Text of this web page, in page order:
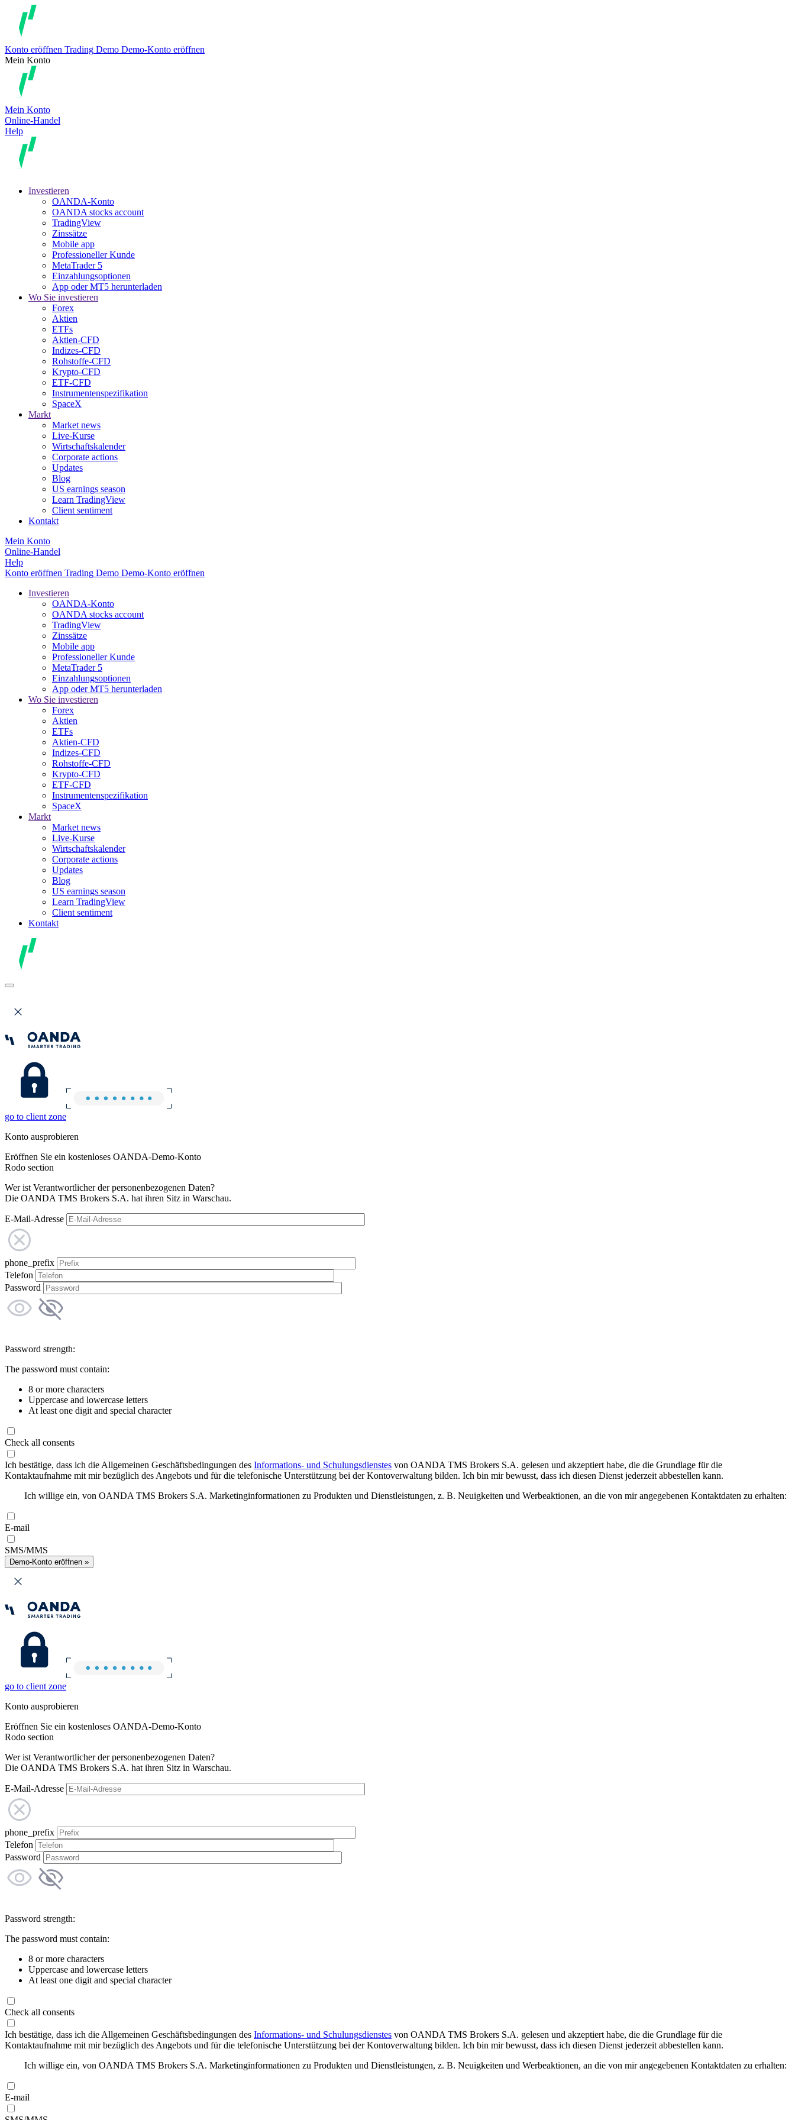
Konto eröffnen Trading Demo Demo-Konto eröffnen
Mein Konto
Mein Konto
Online-Handel
Help
Investieren
OANDA-Konto
OANDA stocks account
TradingView
Zinssätze
Mobile app
Professioneller Kunde
MetaTrader 5
Einzahlungsoptionen
App oder MT5 herunterladen
Wo Sie investieren
Forex
Aktien
ETFs
Aktien-CFD
Indizes-CFD
Rohstoffe-CFD
Krypto-CFD
ETF-CFD
Instrumentenspezifikation
SpaceX
Markt
Market news
Live-Kurse
Wirtschaftskalender
Corporate actions
Updates
Blog
US earnings season
Learn TradingView
Client sentiment
Kontakt
Mein Konto
Online-Handel
Help
Konto eröffnen Trading Demo Demo-Konto eröffnen
Investieren
OANDA-Konto
OANDA stocks account
TradingView
Zinssätze
Mobile app
Professioneller Kunde
MetaTrader 5
Einzahlungsoptionen
App oder MT5 herunterladen
Wo Sie investieren
Forex
Aktien
ETFs
Aktien-CFD
Indizes-CFD
Rohstoffe-CFD
Krypto-CFD
ETF-CFD
Instrumentenspezifikation
SpaceX
Markt
Market news
Live-Kurse
Wirtschaftskalender
Corporate actions
Updates
Blog
US earnings season
Learn TradingView
Client sentiment
Kontakt
go to client zone
Konto ausprobieren
Eröffnen Sie ein kostenloses OANDA-Demo-Konto
Rodo section
Wer ist Verantwortlicher der personenbezogenen Daten?
Die OANDA TMS Brokers S.A. hat ihren Sitz in Warschau.
E-Mail-Adresse
phone_prefix
Telefon
Password
Password strength:
The password must contain:
8 or more characters
Uppercase and lowercase letters
At least one digit and special character
Check all consents
Ich bestätige, dass ich die Allgemeinen Geschäftsbedingungen des Informations- und Schulungsdienstes von OANDA TMS Brokers S.A. gelesen und akzeptiert habe, die die Grundlage für die
Kontaktaufnahme mit mir bezüglich des Angebots und für die telefonische Unterstützung bei der Kontoverwaltung bilden. Ich bin mir bewusst, dass ich diesen Dienst jederzeit abbestellen kann.
Ich willige ein, von OANDA TMS Brokers S.A. Marketinginformationen zu Produkten und Dienstleistungen, z. B. Neuigkeiten und Werbeaktionen, an die von mir angegebenen Kontaktdaten zu erhalten:
E-mail
SMS/MMS
Demo-Konto eröffnen »
go to client zone
Konto ausprobieren
Eröffnen Sie ein kostenloses OANDA-Demo-Konto
Rodo section
Wer ist Verantwortlicher der personenbezogenen Daten?
Die OANDA TMS Brokers S.A. hat ihren Sitz in Warschau.
E-Mail-Adresse
phone_prefix
Telefon
Password
Password strength:
The password must contain:
8 or more characters
Uppercase and lowercase letters
At least one digit and special character
Check all consents
Ich bestätige, dass ich die Allgemeinen Geschäftsbedingungen des Informations- und Schulungsdienstes von OANDA TMS Brokers S.A. gelesen und akzeptiert habe, die die Grundlage für die
Kontaktaufnahme mit mir bezüglich des Angebots und für die telefonische Unterstützung bei der Kontoverwaltung bilden. Ich bin mir bewusst, dass ich diesen Dienst jederzeit abbestellen kann.
Ich willige ein, von OANDA TMS Brokers S.A. Marketinginformationen zu Produkten und Dienstleistungen, z. B. Neuigkeiten und Werbeaktionen, an die von mir angegebenen Kontaktdaten zu erhalten:
E-mail